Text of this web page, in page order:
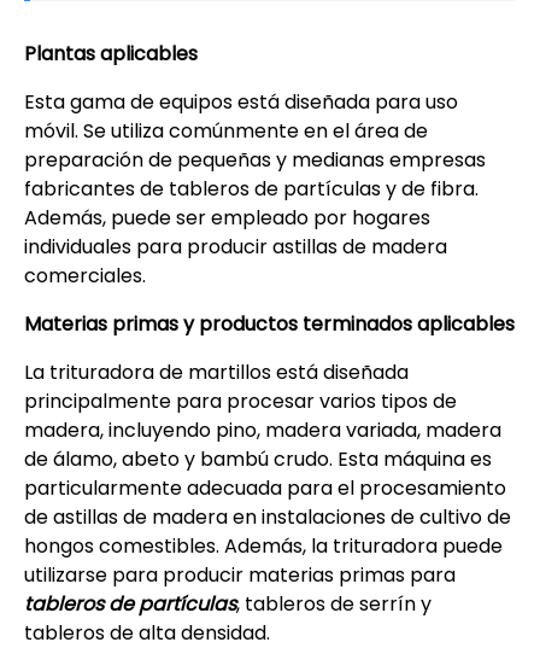
Plantas aplicables
Esta gama de equipos está diseñada para uso
móvil. Se utiliza comúnmente en el área de
preparación de pequeñas y medianas empresas
fabricantes de tableros de partículas y de fibra.
Además, puede ser empleado por hogares
individuales para producir astillas de madera
comerciales.
Materias primas y productos terminados aplicables
La trituradora de martillos está diseñada
principalmente para procesar varios tipos de
madera, incluyendo pino, madera variada, madera
de álamo, abeto y bambú crudo. Esta máquina es
particularmente adecuada para el procesamiento
de astillas de madera en instalaciones de cultivo de
hongos comestibles. Además, la trituradora puede
utilizarse para producir materias primas para
tableros de partículas, tableros de serrín y
tableros de alta densidad.